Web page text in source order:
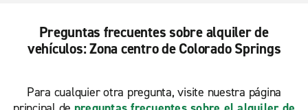
Preguntas frecuentes sobre alquiler de
vehículos: Zona centro de Colorado Springs
Para cualquier otra pregunta, visite nuestra página